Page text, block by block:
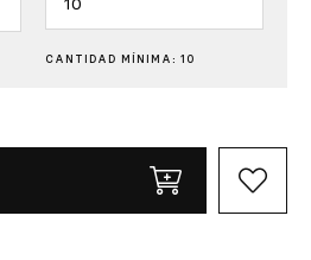
CANTIDAD MÍNIMA: 10